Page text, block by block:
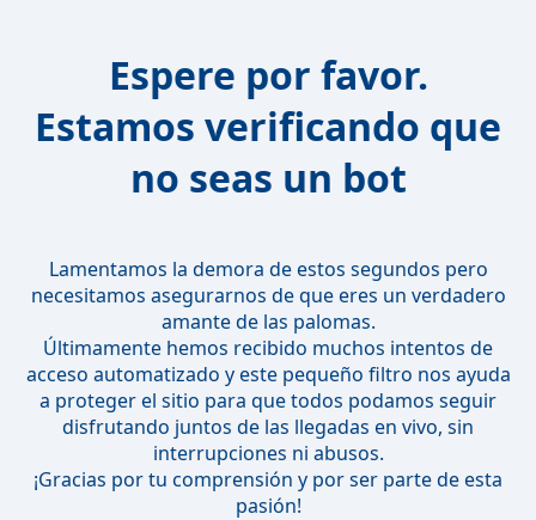
Espere por favor.
Estamos verificando que
no seas un bot
Lamentamos la demora de estos segundos pero
necesitamos asegurarnos de que eres un verdadero
amante de las palomas.
Últimamente hemos recibido muchos intentos de
acceso automatizado y este pequeño filtro nos ayuda
a proteger el sitio para que todos podamos seguir
disfrutando juntos de las llegadas en vivo, sin
interrupciones ni abusos.
¡Gracias por tu comprensión y por ser parte de esta
pasión!